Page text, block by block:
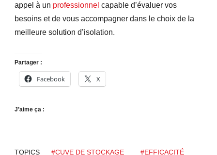
appel à un professionnel capable d’évaluer vos
besoins et de vous accompagner dans le choix de la
meilleure solution d’isolation.
Partager :
Facebook X
J’aime ça :
TOPICS #CUVE DE STOCKAGE
#EFFICACITÉ